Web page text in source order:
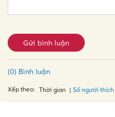
Gửi bình luận
(0) Bình luận
Xếp theo: Thời gian Số người thích